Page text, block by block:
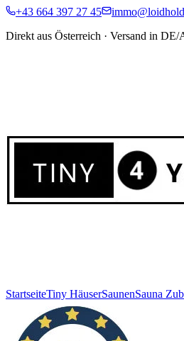
+43 664 397 27 45
Direkt aus Österreich · Versand in DE/
StartseiteTiny HäuserSaunenSauna